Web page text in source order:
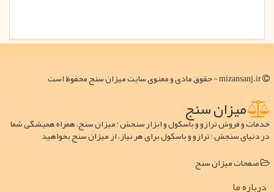
میزان سنج
خدمات و فروش ترازو و باسکول و ابزار سنجش ؛ میزان سنج، همراه همیشگی شما
در دنیای سنجش ؛ ترازو و باسکول برای هر نیاز، از میزان سنج بخواهید
صفحات میزان سنج
درباره ما